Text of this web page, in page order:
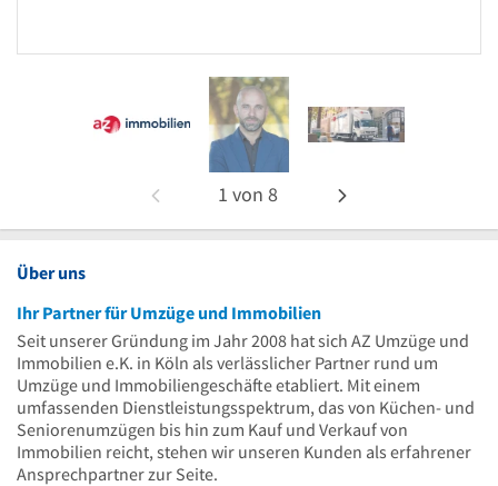
1 von 8
Über uns
Ihr Partner für Umzüge und Immobilien
Seit unserer Gründung im Jahr 2008 hat sich AZ Umzüge und
Immobilien e.K. in Köln als verlässlicher Partner rund um
Umzüge und Immobiliengeschäfte etabliert. Mit einem
umfassenden Dienstleistungsspektrum, das von Küchen- und
Seniorenumzügen bis hin zum Kauf und Verkauf von
Immobilien reicht, stehen wir unseren Kunden als erfahrener
Ansprechpartner zur Seite.